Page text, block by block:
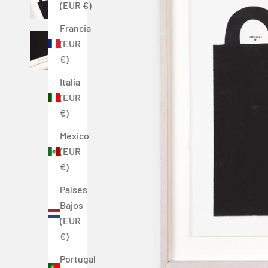
(EUR €)
Francia
(EUR
€)
Italia
(EUR
€)
México
(EUR
€)
Países
Bajos
(EUR
€)
Portugal